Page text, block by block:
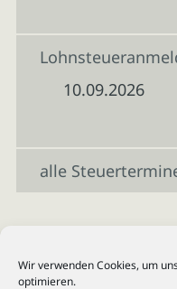
Wir verwenden Cookies, um
optimieren.
10.09.2026
alle